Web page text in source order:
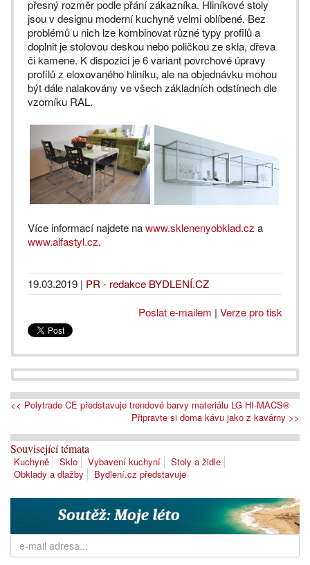
přesný rozměr podle přání zákazníka. Hliníkové stoly
jsou v designu moderní kuchyně velmi oblíbené. Bez
problémů u nich lze kombinovat různé typy profilů a
doplnit je stolovou deskou nebo poličkou ze skla, dřeva
či kamene. K dispozici je 6 variant povrchové úpravy
profilů z eloxovaného hliníku, ale na objednávku mohou
být dále nalakovány ve všech základních odstínech dle
vzorníku RAL.
Více informací najdete nawww.sklenenyobklad.cz a
www.alfastyl.cz.
19.03.2019 | PR - redakce BYDLENÍ.CZ
Poslat e-mailem | Verze pro tisk
<< Polytrade CE představuje trendové barvy materiálu LG HI-MACS®
Připravte si doma kávu jako z kavárny >>
Související témata
Kuchyně Sklo Vybavení kuchyní
Stoly a židle
Obklady a dlažby
Bydlení.cz představuje